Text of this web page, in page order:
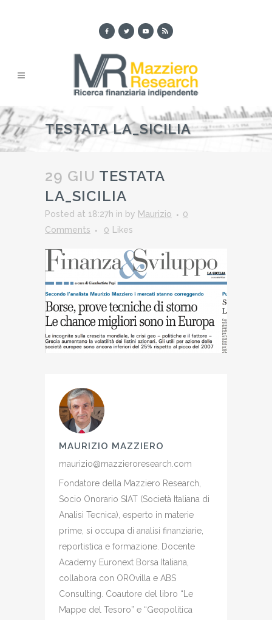
TESTATA LA_SICILIA
29 GIU TESTATA
LA_SICILIA
Posted at 18:27h in by Maurizio
0
Comments
0 Likes
MAURIZIO MAZZIERO
maurizio@mazzieroresearch.com
Fondatore della Mazziero Research,
Socio Onorario SIAT (Società Italiana di
Analisi Tecnica), esperto in materie
prime, si occupa di analisi finanziarie,
reportistica e formazione. Docente
Academy Euronext Borsa Italiana,
collabora con OROvilla e ABS
Consulting. Coautore del libro “Le
Mappe del Tesoro” e “Geopolitica